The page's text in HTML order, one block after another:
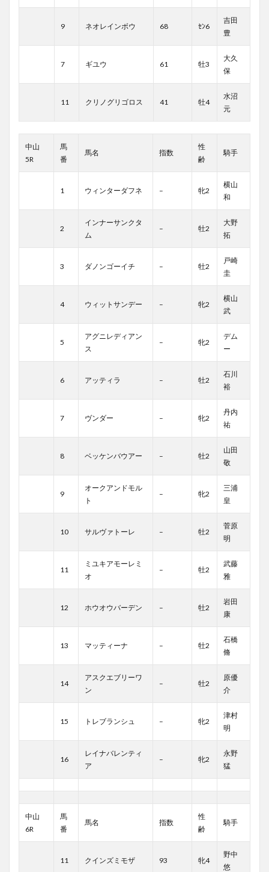
9 ネオレインボウ 68 ｾﾝ6
吉田
豊
7 ギユウ 61 牡3
大久
保
11 クリノグリゴロス 41 牡4
水沼
元
中山
5R
馬
番
馬名 指数
性
齢
騎手
1 ウィンターダフネ – 牝2
横山
和
2
インナーサンクタ
ム
– 牡2
大野
拓
3 ダノンゴーイチ – 牡2
戸崎
圭
4 ウィットサンデー – 牝2
横山
武
5
アグニレディアン
ス
– 牝2
デム
ー
6 アッティラ – 牡2
石川
裕
7 ヴンダー – 牝2
丹内
祐
8 ベッケンバウアー – 牡2
山田
敬
9
オークアンドモル
ト
– 牝2
三浦
皇
10 サルヴァトーレ – 牡2
菅原
明
11
ミユキアモーレミ
オ
– 牡2
武藤
雅
12 ホウオウバーデン – 牡2
岩田
康
13 マッティーナ – 牡2
石橋
脩
14
アスクエブリーワ
ン
– 牡2
原優
介
15 トレブランシュ – 牝2
津村
明
16
レイナバレンティ
ア
– 牝2
永野
猛
中山
6R
馬
番
馬名 指数
性
齢
騎手
11 クインズミモザ 93 牝4
野中
悠